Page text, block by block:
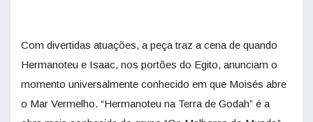
Com divertidas atuações, a peça traz a cena de quando
Hermanoteu e Isaac, nos portões do Egito, anunciam o
momento universalmente conhecido em que Moisés abre
o Mar Vermelho. “Hermanoteu na Terra de Godah” é a